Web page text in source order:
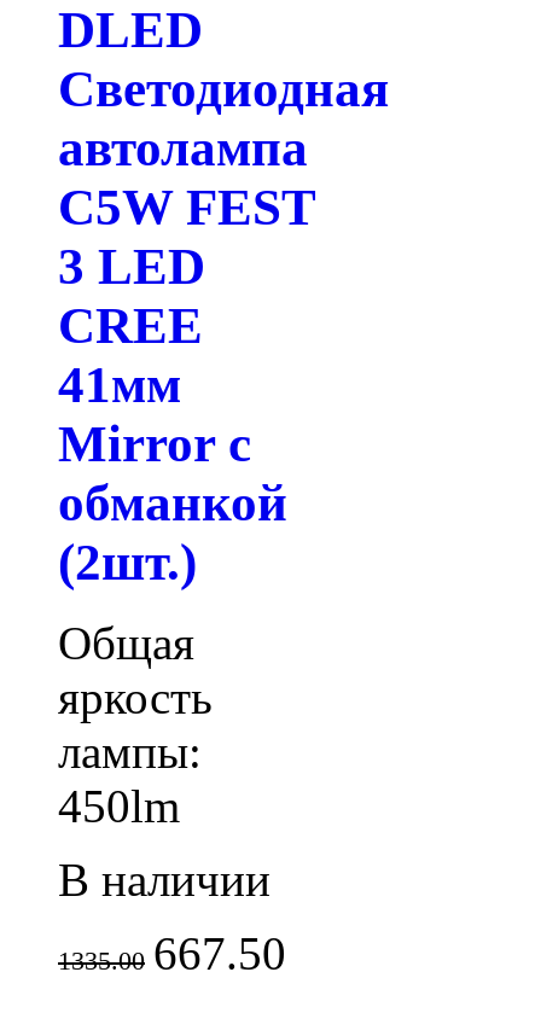
DLED
Светодиодная
автолампа
C5W FEST
3 LED
CREE
41мм
Mirror с
обманкой
(2шт.)
Общая
яркость
лампы:
450lm
В наличии
1335.00 667.50